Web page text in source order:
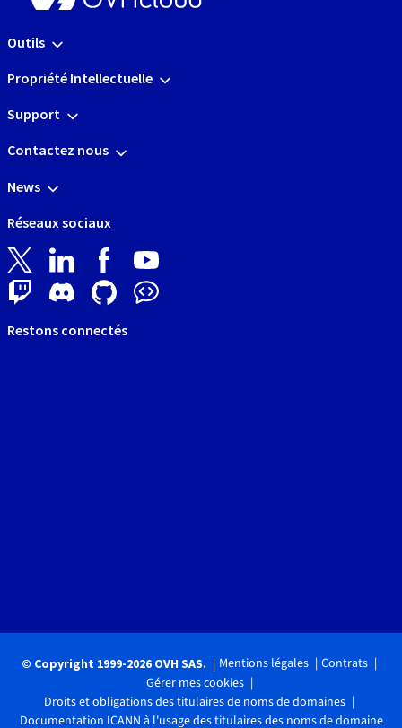
Outils
Propriété Intellectuelle
Support
Contactez nous
News
Réseaux sociaux
Restons connectés
© Copyright 1999-2026 OVH SAS. Mentions légales
Contrats
Gérer mes cookies
Droits et obligations des titulaires de noms de domaines
Documentation ICANN à l'usage des titulaires des noms de domaine